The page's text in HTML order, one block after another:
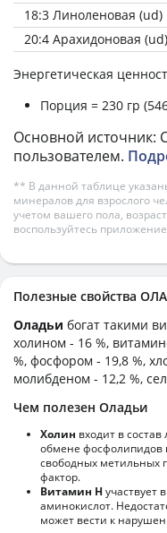
18:3 Линоленовая (ud)
20:4 Арахидоновая (ud)
Энергетическая
Порция = 230 гр
Основной источник:
пользователем.
** В данной таблице
минералов для взрослого
учетом вашего пола,
воспользуйтесь
Полезные свойства
Оладьи богат такими
холином - 16 %,
%, фосфором - 19,8 %,
молибденом - 12,2 %,
Чем полезен Оладьи
Холин входит в
обмене фосфолипидов
свободных метильных
фактор.
Витамин Н участвует
аминокислот.
может вести к